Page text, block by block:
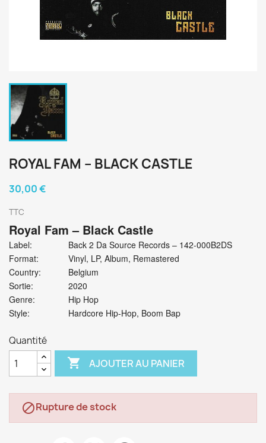
ROYAL FAM ‎– BLACK CASTLE
30,00 €
TTC
Royal Fam ‎– Black Castle
Label:
Back 2 Da Source Records ‎– 142-000B2DS
Format:
Vinyl, LP, Album, Remastered
Country:
Belgium
Sortie:
2020
Genre:
Hip Hop
Style:
Hardcore Hip-Hop, Boom Bap
Quantité
 AJOUTER AU PANIER
Rupture de stock